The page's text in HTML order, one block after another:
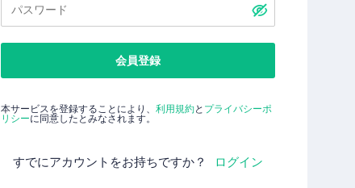
会員登録
本サービスを登録することにより、 利用規約と プライバシーポ
リシーに同意したとみなされます。
すでにアカウントをお持ちですか？ ログイン